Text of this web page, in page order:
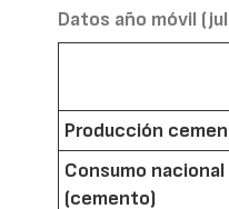
Datos año móvil
Producción
Consumo nacional
(cemento)